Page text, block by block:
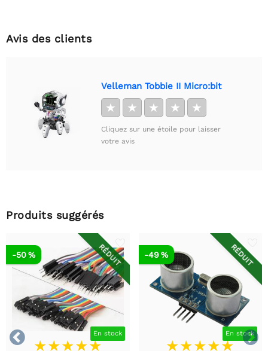
Avis des clients
Velleman Tobbie II Micro:bit
★ ★ ★ ★ ★
Cliquez sur une étoile pour laisser
votre avis
Produits suggérés


RÉDUIT
En stock
-50 % RÉDUIT
En stock
-49 %